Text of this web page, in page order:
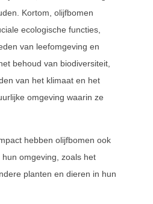
Kortom, olijfbomen
ecologische functies,
van leefomgeving en
behoud van biodiversiteit,
van het klimaat en het
omgeving waarin ze
hebben olijfbomen ook
omgeving, zoals het
planten en dieren in hun